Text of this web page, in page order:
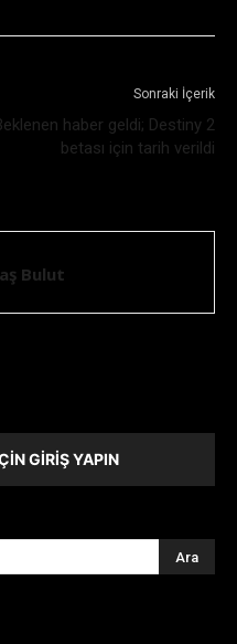
Sonraki İçerik
haber geldi; Destiny 2
betası için tarih verildi
Bulut
GIRIŞ YAPIN